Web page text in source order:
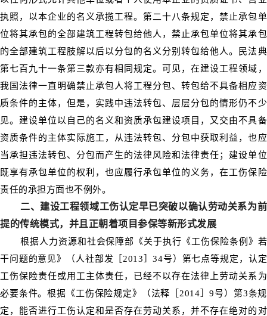
执照，以本企业的名义承揽工程。第二十八条规定，禁止承包单
位将其承包的全部建筑工程转包给他人，禁止承包单位将其承包
的全部建筑工程肢解以后以分包的名义分别转包给他人。民法典
第七百九十一条第三款亦有相同规定。可见，在建设工程领域，
我国法律一直明确禁止承包人将工程分包、转包给不具备相应资
质条件的主体，但是，实践中违法转包、层层分包的情形仍不少
见。建设单位以自己的名义和资质承包建设项目，又交由不具备
资质条件的主体实际施工，从违法转包、分包中获取利益，也应
当承担违法转包、分包而产生的法律风险和法律责任；建设单位
既享有承包单位的权利，也应履行承包单位的义务，在工伤保险
责任的承担方面也不例外。
二、建设工程领域工伤认定早已突破以确认劳动关系为前
提的传统模式，并且正朝着项目参保等新形式发展
根据人力资源和社会保障部《关于执行《工伤保险条例》若
干问题的意见》（人社部发［2013］34号）第七点等规定，认定
工伤保险责任或用工主体责任，已经不以存在法律上劳动关系为
必要条件。根据《工伤保险规定》（法释［2014］9号）第3条规
定，能否进行工伤认定和是否存在劳动关系，并不存在绝对的对